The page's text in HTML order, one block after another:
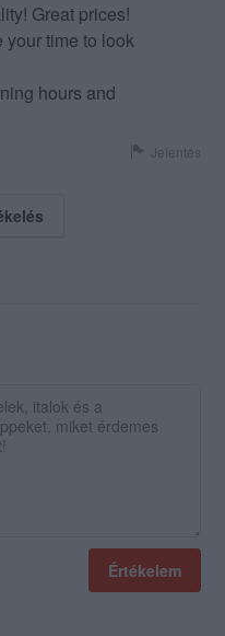
Great prices!
your time to look
hours and
Jelentés
Értékelem